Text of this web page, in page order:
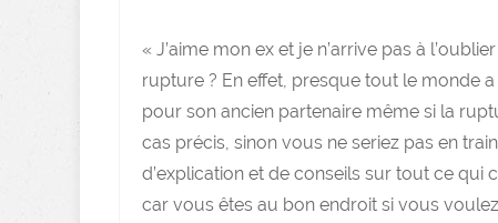
« J’aime mon ex et je n’arrive pas à
rupture ? En effet, presque tout le monde
pour son ancien partenaire même si la
cas précis, sinon vous ne seriez pas en
d’explication et de conseils sur tout ce qui
car vous êtes au bon endroit si vous